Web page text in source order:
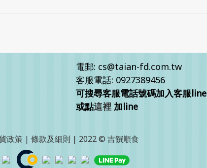
電郵: cs@taian-fd.com.tw
客服電話: 0927389456
可搜尋客服電話號碼加入客服line
或點這裡 加line
政策 | 條款及細則 | 2022 © 吉饌順食